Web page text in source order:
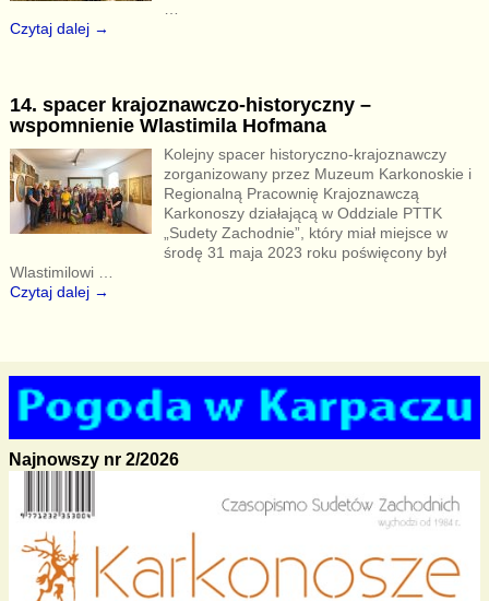
Czytaj dalej →
14. spacer krajoznawczo-historyczny –
wspomnienie Wlastimila Hofmana
Kolejny spacer historyczno-krajoznawczy
zorganizowany przez Muzeum Karkonoskie i
Regionalną Pracownię Krajoznawczą
Karkonoszy działającą w Oddziale PTTK
„Sudety Zachodnie”, który miał miejsce w
środę 31 maja 2023 roku poświęcony był
Wlastimilowi
Czytaj dalej →
Najnowszy nr 2/2026